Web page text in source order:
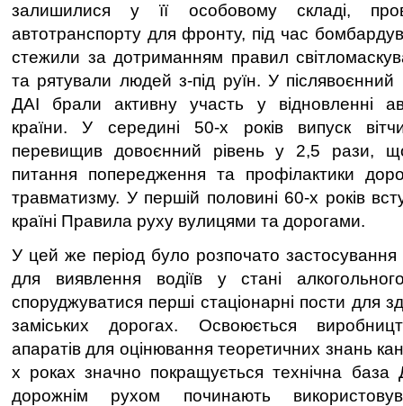
залишилися у її особовому складі,
автотранспорту для фронту, під час
стежили за дотриманням правил
та рятували людей з-під руїн. У післявоєнний
ДАІ брали активну участь у відновленні
країни. У середині 50-х років випуск
перевищив довоєнний рівень у 2,5 рази,
питання попередження та профілактики
травматизму. У першій половині 60-х років
країні Правила руху вулицями та дорогами.
У цей же період було розпочато застосування
для виявлення водіїв у стані
споруджуватися перші стаціонарні пости для
заміських дорогах. Освоюється
апаратів для оцінювання теоретичних знань
х роках значно покращується технічна база
дорожнім рухом починають